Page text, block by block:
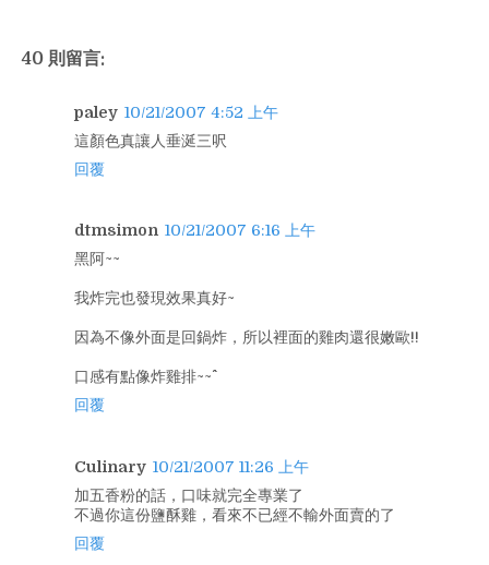
40 則留言:
paley 10/21/2007 4:52 上午
這顏色真讓人垂涎三呎
回覆
dtmsimon 10/21/2007 6:16 上午
黑阿~~
我炸完也發現效果真好~
因為不像外面是回鍋炸，所以裡面的雞肉還很嫩歐!!
口感有點像炸雞排~~^^
回覆
Culinary 10/21/2007 11:26 上午
加五香粉的話，口味就完全專業了
不過你這份鹽酥雞，看來不已經不輸外面賣的了
回覆